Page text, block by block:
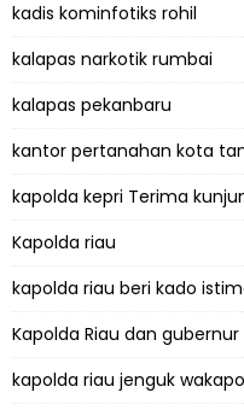
kadis kominfotiks rohil
kalapas narkotik rumbai
kalapas pekanbaru
kantor pertanahan kota
kapolda kepri Terima
Kapolda riau
kapolda riau beri kado
Kapolda Riau dan gubernur
kapolda riau jenguk